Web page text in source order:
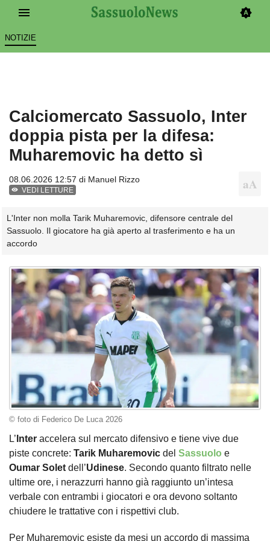
NOTIZIE
Calciomercato Sassuolo, Inter
doppia pista per la difesa:
Muharemovic ha detto sì
08.06.2026 12:57 di Manuel Rizzo
VEDI LETTURE
L'Inter non molla Tarik Muharemovic, difensore centrale del
Sassuolo. Il giocatore ha già aperto al trasferimento e ha un
accordo
© foto di Federico De Luca 2026
L’ Inter accelera sul mercato difensivo e tiene vive due
piste concrete: Tarik Muharemovic del Sassuolo e
Oumar Solet dell’Udinese. Secondo quanto filtrato nelle
ultime ore, i nerazzurri hanno già raggiunto un’intesa
verbale con entrambi i giocatori e ora devono soltanto
chiudere le trattative con i rispettivi club.
Per Muharemovic esiste da mesi un accordo di massima